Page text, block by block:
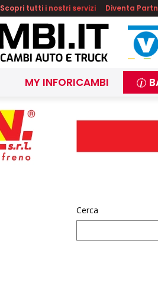
Scopri tutti i nostri servizi Diventa
MY INFORICAMBI
Cerca